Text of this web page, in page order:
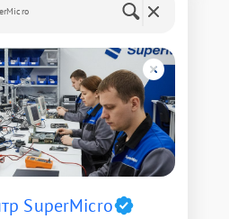
SuperMicro